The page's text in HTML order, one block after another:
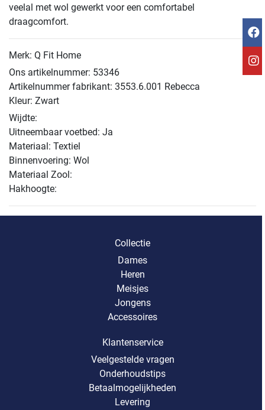
veelal met wol gewerkt voor een comfortabel
draagcomfort.
Merk: Q Fit Home
Ons artikelnummer: 53346
Artikelnummer fabrikant: 3553.6.001 Rebecca
Kleur: Zwart
Wijdte:
Uitneembaar voetbed: Ja
Materiaal: Textiel
Binnenvoering: Wol
Materiaal Zool:
Hakhoogte:
Collectie
Dames
Heren
Meisjes
Jongens
Accessoires
Klantenservice
Veelgestelde vragen
Onderhoudstips
Betaalmogelijkheden
Levering